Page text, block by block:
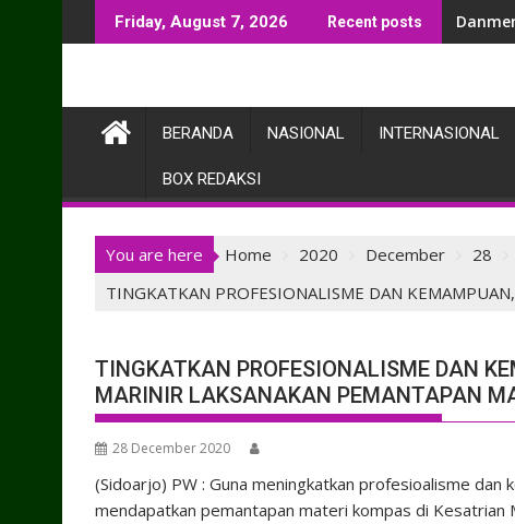
to
Friday, August 7, 2026 Recent posts
BERANDA NASIONAL INTERNASIONAL
BOX REDAKSI
You are here Home 2020 December
28
TINGKATKAN PROFESIONALISME DAN
TINGKATKAN PROFESIONALISME DAN
MARINIR LAKSANAKAN PEMANTAPAN
28 December 2020
(Sidoarjo) PW : Guna meningkatkan profesioalisme
mendapatkan pemantapan materi kompas di Kesatrian